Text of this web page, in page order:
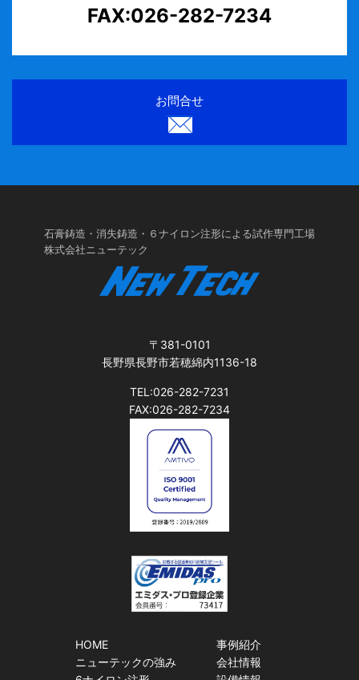
FAX:026-282-7234
お問合せ
石膏鋳造・消失鋳造・６ナイロン注形による試作専門工場
株式会社ニューテック
〒381-0101
長野県長野市若穂綿内1136-18
TEL:026-282-7231
FAX:026-282-7234
HOME
ニューテックの強み
事例紹介
会社情報